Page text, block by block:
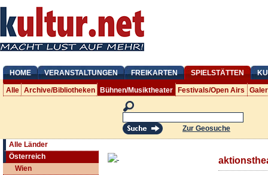
HOME VERANSTALTUNGEN FREIKARTEN SPIELSTÄTTEN
Alle Archive/Bibliotheken Bühnen/Musiktheater Festivals/Open Airs
Zur Geosuche
Alle Länder
Österreich
Wien